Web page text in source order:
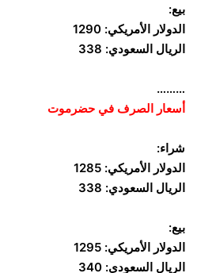
بيع:
الدولار الأمريكي: 1290
الريال السعودي: 338
………
أسعار الصرف في حضرموت
شراء:
الدولار الأمريكي: 1285
الريال السعودي: 338
بيع:
الدولار الأمريكي: 1295
الريال السعودي: 340